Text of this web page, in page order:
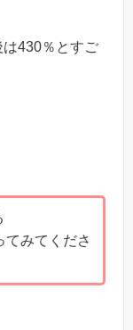
430％とすご
てみてくださ